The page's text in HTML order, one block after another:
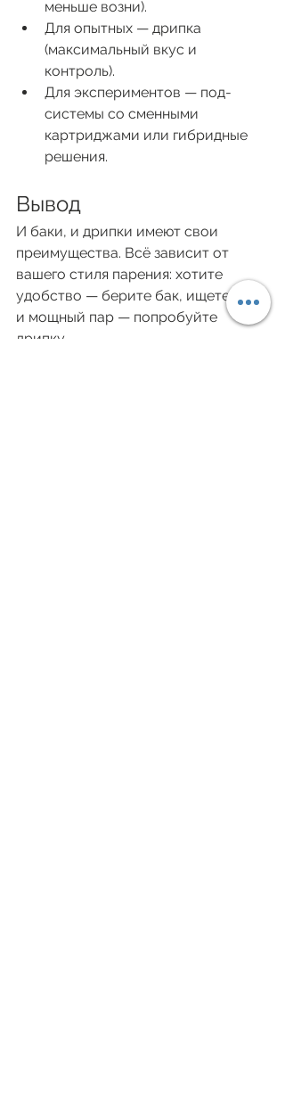
меньше возни).
Для опытных — дрипка
(максимальный вкус и
контроль).
Для экспериментов — под-
системы со сменными
картриджами или гибридные
решения.
Вывод
И баки, и дрипки имеют свои
преимущества. Всё зависит от
вашего стиля парения: хотите
удобство — берите бак, ищете вкус
и мощный пар — попробуйте
дрипку.